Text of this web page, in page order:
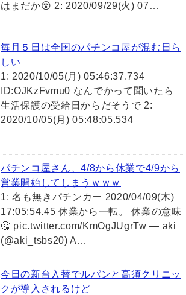
はまだか😵 2: 2020/09/29(火) 07…
毎月５日は全国のパチンコ屋が混む日ら
しい
1: 2020/10/05(月) 05:46:37.734
ID:OJKzFvmu0 なんでかって聞いたら
生活保護の受給日からだそうで 2:
2020/10/05(月) 05:48:05.534
パチンコ屋さん、4/8から休業で4/9から
営業開始してしまうｗｗｗ
1: 名も無きパチンカー 2020/04/09(木)
17:05:54.45 休業から一転。 休業の意味
🤔 pic.twitter.com/KmOgJUgrTw — aki
(@aki_tsbs20) A…
今日の新台入替でルパンと高須クリニッ
クが導入されるけど